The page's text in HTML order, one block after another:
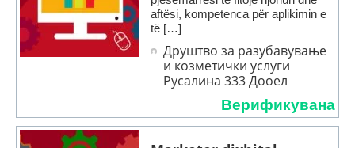
aftësi, kompetenca për aplikimin e
të […]
Друштво за разубавување
и козметички услуги
Русалина 333 Дооел
Верификувана